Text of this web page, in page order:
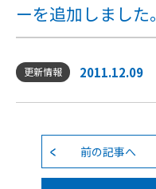
ーを追加しました。
更新情報 2011.12.09
前の記事へ